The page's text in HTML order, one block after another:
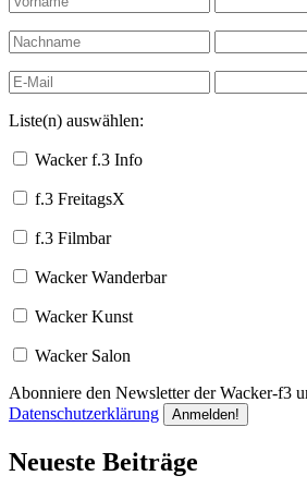
Liste(n) auswählen:
Wacker f.3 Info
f.3 FreitagsX
f.3 Filmbar
Wacker Wanderbar
Wacker Kunst
Wacker Salon
Abonniere den Newsletter der Wacker-f3
Datenschutzerklärung
Neueste Beiträge